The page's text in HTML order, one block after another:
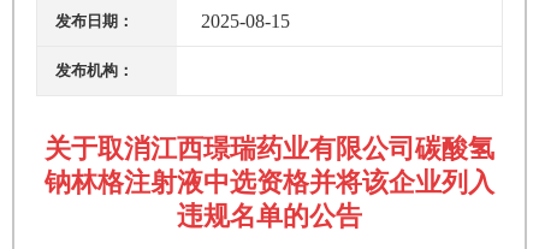
发布日期： 2025-08-15
发布机构：
关于取消江西璟瑞药业有限公司碳酸氢
钠林格注射液中选资格并将该企业列入
违规名单的公告